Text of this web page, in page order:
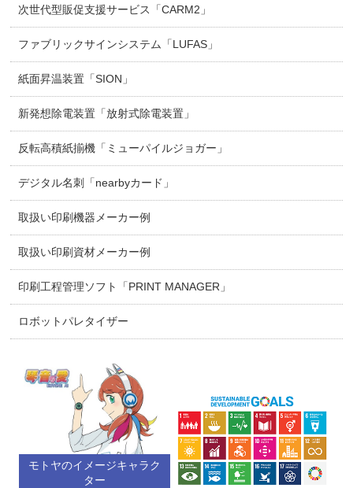
次世代型販促支援サービス「CARM2」
ファブリックサインシステム「LUFAS」
紙面昇温装置「SION」
新発想除電装置「放射式除電装置」
反転高積紙揃機「ミューパイルジョガー」
デジタル名刺「nearbyカード」
取扱い印刷機器メーカー例
取扱い印刷資材メーカー例
印刷工程管理ソフト「PRINT MANAGER」
ロボットパレタイザー
モトヤのイメージキャラク
ター